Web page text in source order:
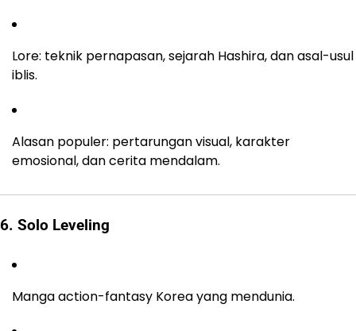
Lore: teknik pernapasan, sejarah Hashira, dan asal-usul
iblis.
Alasan populer: pertarungan visual, karakter
emosional, dan cerita mendalam.
6. Solo Leveling
Manga action-fantasy Korea yang mendunia.